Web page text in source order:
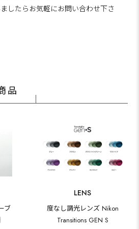
したらお気軽にお問い合わせ下さ
品
ブ
LENS
度なし調光レンズ Nikon
Transitions GEN S